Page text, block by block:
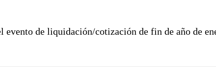
evento de liquidación/cotización de fin de año de